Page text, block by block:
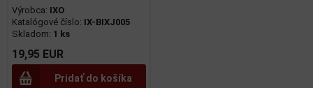
Výrobca: IXO
Katalógové číslo: IX-BIXJ005
Skladom: 1 ks
19,95 EUR
Pridať do košíka